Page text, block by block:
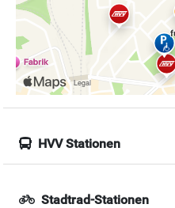
HVV Stationen
Stadtrad-Stationen